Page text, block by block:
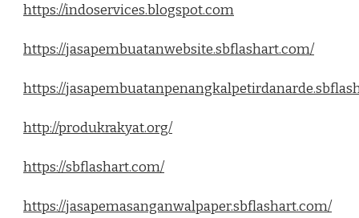
https://indoservices.blogspot.com
https://jasapembuatanwebsite.sbflashart.com/
https://
http://produkrakyat.org/
https://sbflashart.com/
https://jasapemasanganwalpaper.sbflashart.com/